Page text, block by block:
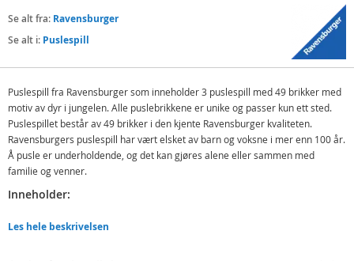
Se alt fra: Ravensburger
Se alt i: Puslespill
Puslespill fra Ravensburger som inneholder 3 puslespill med 49 brikker med
motiv av dyr i jungelen. Alle puslebrikkene er unike og passer kun ett sted.
Puslespillet består av 49 brikker i den kjente Ravensburger kvaliteten.
Ravensburgers puslespill har vært elsket av barn og voksne i mer enn 100 år.
Å pusle er underholdende, og det kan gjøres alene eller sammen med
familie og venner.
Inneholder:
Les hele beskrivelsen